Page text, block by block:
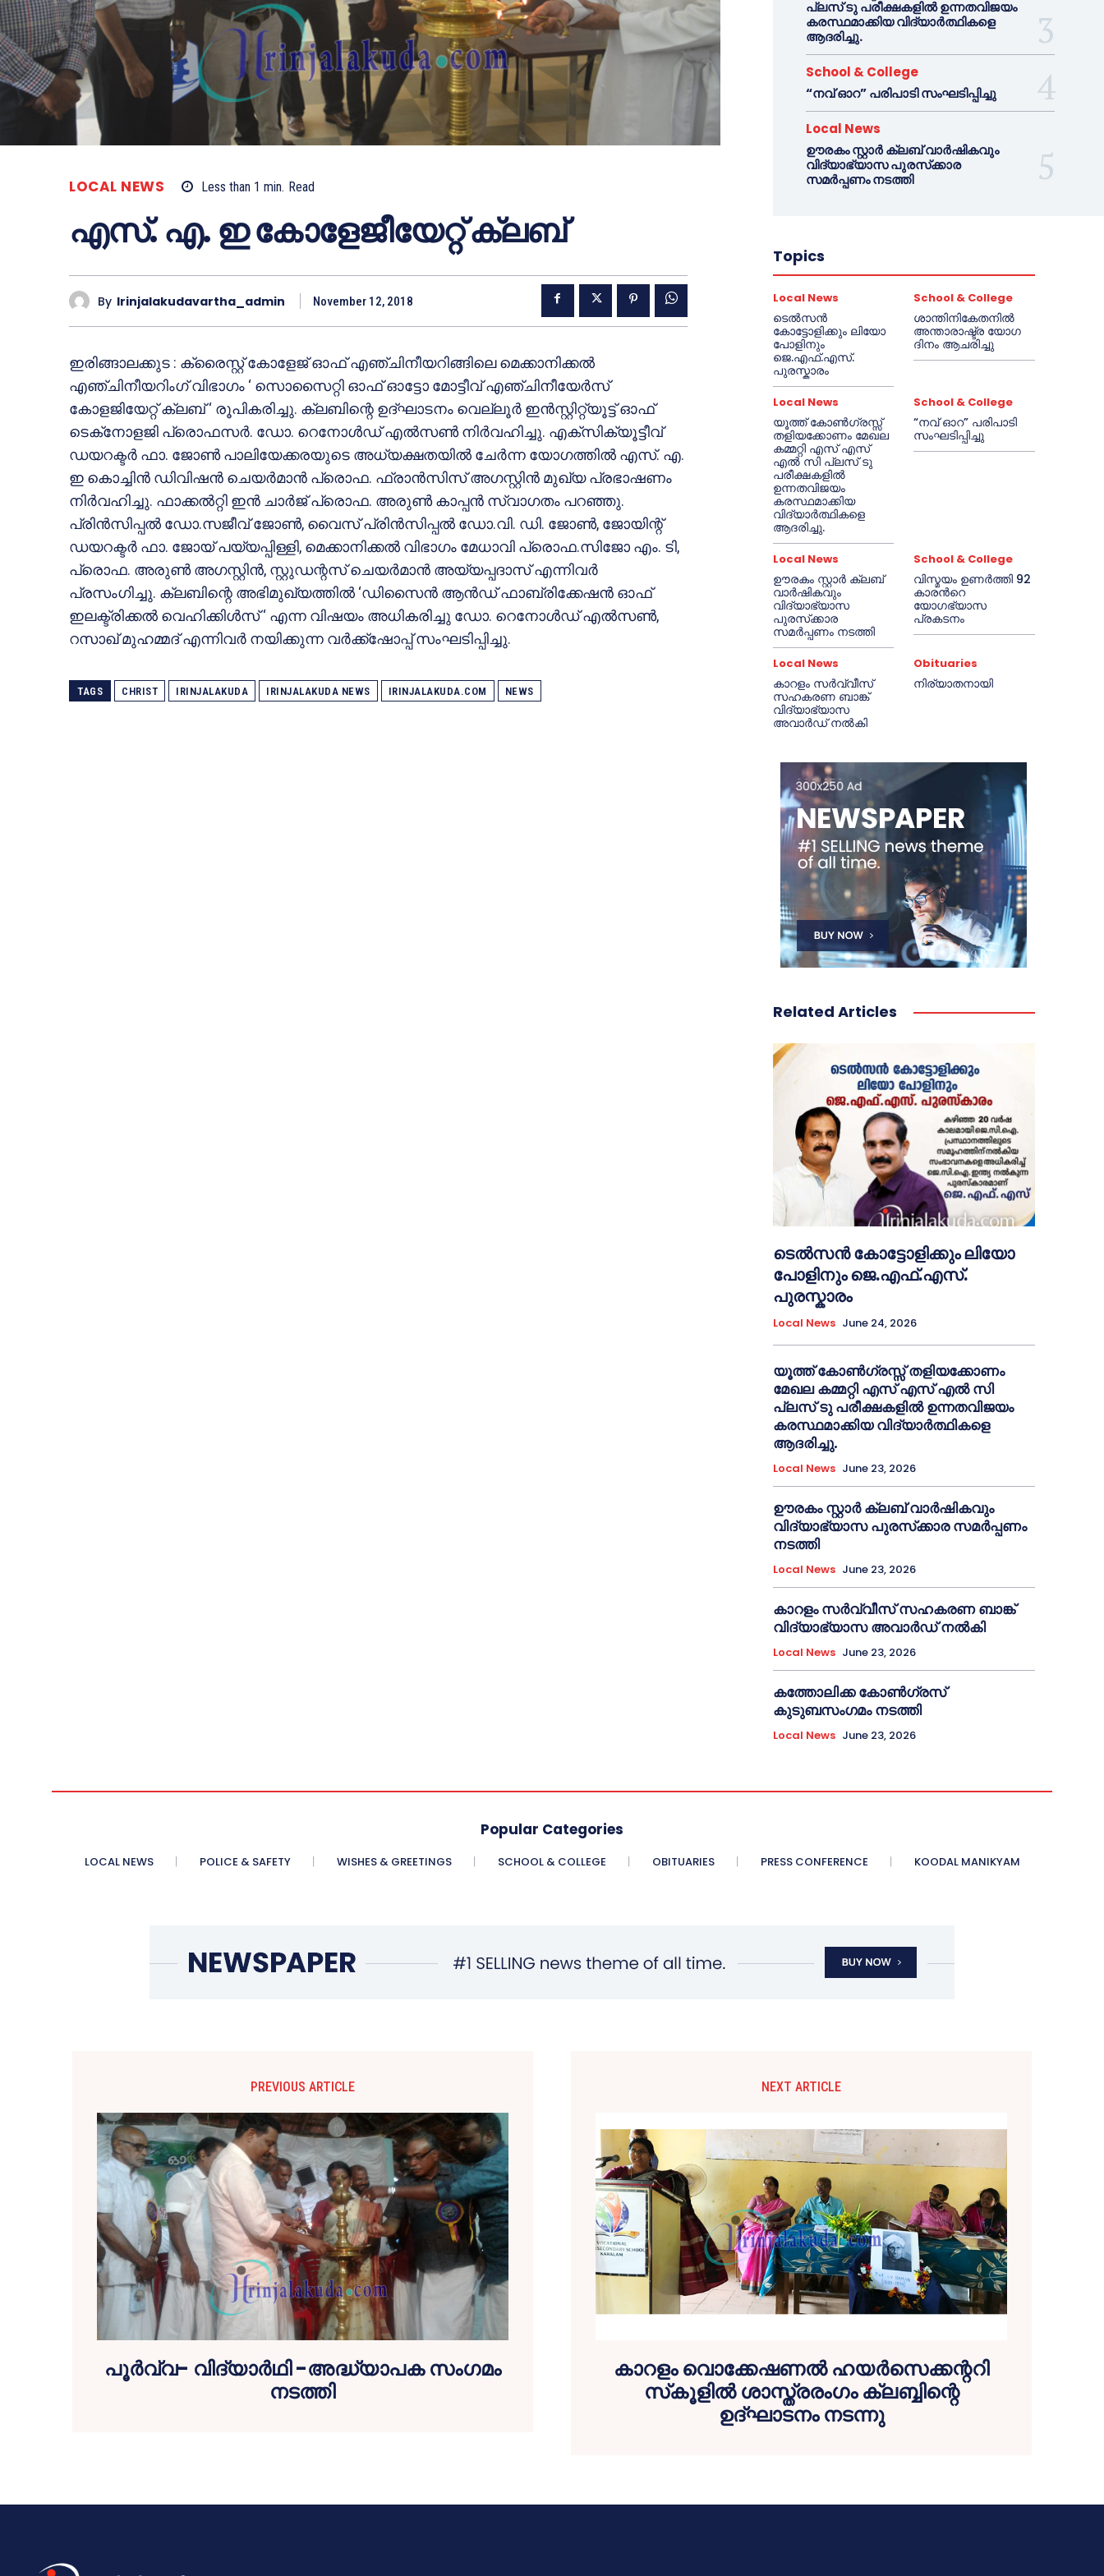
LOCAL NEWS Less than 1 min. Read
എസ്. എ. ഇ കോളേജീയേറ്റ് ക്ലബ്
By Irinjalakudavartha_admin November 12, 2018
ഇരിങ്ങാലക്കുട : ക്രൈസ്റ്റ് കോളേജ് ഓഫ് എഞ്ചിനീയറിങ്ങിലെ മെക്കാനിക്കല്‍
എഞ്ചിനീയറിംഗ് വിഭാഗം ‘ സൊസൈറ്റി ഓഫ് ഓട്ടോ മോട്ടീവ് എഞ്ചിനീയേര്‍സ്
കോളജിയേറ്റ് ക്ലബ് ‘ രൂപികരിച്ചു. ക്ലബിന്റെ ഉദ്ഘാടനം വെല്ലൂര്‍ ഇന്‍സ്റ്റിറ്റ്യൂട്ട് ഓഫ്
ടെക്‌നോളജി പ്രൊഫസര്‍. ഡോ. റെനോള്‍ഡ് എല്‍സണ്‍ നിര്‍വഹിച്ചു. എക്‌സിക്യൂട്ടീവ്
ഡയറക്ടര്‍ ഫാ. ജോണ്‍ പാലിയേക്കരയുടെ അധ്യക്ഷതയില്‍ ചേര്‍ന്ന യോഗത്തില്‍ എസ്. എ.
ഇ കൊച്ചിന്‍ ഡിവിഷന്‍ ചെയര്‍മാന്‍ പ്രൊഫ. ഫ്രാന്‍സിസ് അഗസ്റ്റിന്‍ മുഖ്യ പ്രഭാഷണം
നിര്‍വഹിച്ചു. ഫാക്കല്‍റ്റി ഇന്‍ ചാര്‍ജ് പ്രൊഫ. അരുണ്‍ കാപ്പന്‍ സ്വാഗതം പറഞ്ഞു.
പ്രിന്‍സിപ്പല്‍ ഡോ.സജീവ് ജോണ്‍, വൈസ് പ്രിന്‍സിപ്പല്‍ ഡോ.വി. ഡി. ജോണ്‍, ജോയിന്റ്
ഡയറക്ടര്‍ ഫാ. ജോയ് പയ്യപ്പിള്ളി, മെക്കാനിക്കല്‍ വിഭാഗം മേധാവി പ്രൊഫ.സിജോ എം. ടി,
പ്രൊഫ. അരുണ്‍ അഗസ്റ്റിന്‍, സ്റ്റുഡന്റസ് ചെയര്‍മാന്‍ അയ്യപ്പദാസ് എന്നിവര്‍
പ്രസംഗിച്ചു. ക്ലബിന്റെ അഭിമുഖ്യത്തില്‍ ‘ഡിസൈന്‍ ആന്‍ഡ് ഫാബ്രിക്കേഷന്‍ ഓഫ്
ഇലക്ട്രിക്കല്‍ വെഹിക്കിള്‍സ് ‘ എന്ന വിഷയം അധികരിച്ചു ഡോ. റെനോള്‍ഡ് എല്‍സണ്‍,
റസാഖ് മുഹമ്മദ് എന്നിവര്‍ നയിക്കുന്ന വര്‍ക്ക്‌ഷോപ്പ് സംഘടിപ്പിച്ചു.
TAGS CHRIST IRINJALAKUDA IRINJALAKUDA NEWS IRINJALAKUDA.COM NEWS
പ്ലസ് ടു പരീക്ഷകളിൽ ഉന്നതവിജയം
കരസ്ഥമാക്കിയ വിദ്യാർത്ഥികളെ
ആദരിച്ചു.
School & College
“നവ് ഓറ” പരിപാടി സംഘടിപ്പിച്ചു
Local News
ഊരകം സ്റ്റാർ ക്ലബ് വാർഷികവും
വിദ്യാഭ്യാസ പുരസ്‌ക്കാര
സമർപ്പണം നടത്തി
Topics
Local News
ടെൽസൻ
കോട്ടോളിക്കും ലിയോ
പോളിനും
ജെ.എഫ്.എസ്.
പുരസ്കാരം
School & College
ശാന്തിനികേതനിൽ
അന്താരാഷ്ട്ര യോഗ
ദിനം ആചരിച്ചു
Local News
യൂത്ത് കോൺഗ്രസ്സ്
തളിയക്കോണം മേഖല
കമ്മറ്റി എസ് എസ്
എൽ സി പ്ലസ് ടു
പരീക്ഷകളിൽ
ഉന്നതവിജയം
കരസ്ഥമാക്കിയ
വിദ്യാർത്ഥികളെ
ആദരിച്ചു.
School & College
“നവ് ഓറ” പരിപാടി
സംഘടിപ്പിച്ചു
Local News
ഊരകം സ്റ്റാർ ക്ലബ്
വാർഷികവും
വിദ്യാഭ്യാസ
പുരസ്‌ക്കാര
സമർപ്പണം നടത്തി
School & College
വിസ്മയം ഉണർത്തി 92
കാരൻറെ
യോഗഭ്യാസ
പ്രകടനം
Local News
കാറളം സർവ്വീസ്
സഹകരണ ബാങ്ക്
വിദ്യാഭ്യാസ
അവാർഡ് നൽകി
Obituaries
നിര്യാതനായി
Related Articles
ടെൽസൻ കോട്ടോളിക്കും ലിയോ
പോളിനും ജെ.എഫ്.എസ്.
പുരസ്കാരം
Local News June 24, 2026
യൂത്ത് കോൺഗ്രസ്സ് തളിയക്കോണം
മേഖല കമ്മറ്റി എസ് എസ് എൽ സി
പ്ലസ് ടു പരീക്ഷകളിൽ ഉന്നതവിജയം
കരസ്ഥമാക്കിയ വിദ്യാർത്ഥികളെ
ആദരിച്ചു.
Local News June 23, 2026
ഊരകം സ്റ്റാർ ക്ലബ് വാർഷികവും
വിദ്യാഭ്യാസ പുരസ്‌ക്കാര സമർപ്പണം
നടത്തി
Local News June 23, 2026
കാറളം സർവ്വീസ് സഹകരണ ബാങ്ക്
വിദ്യാഭ്യാസ അവാർഡ് നൽകി
Local News June 23, 2026
കത്തോലിക്ക കോൺഗ്രസ്
കുടുബസംഗമം നടത്തി
Local News June 23, 2026
Popular Categories
LOCAL NEWS POLICE & SAFETY WISHES & GREETINGS SCHOOL & COLLEGE OBITUARIES PRESS CONFERENCE KOODAL MANIKYAM
PREVIOUS ARTICLE
പൂര്‍വ്വ- വിദ്യാര്‍ഥി -അദ്ധ്യാപക സംഗമം
നടത്തി
NEXT ARTICLE
കാറളം വൊക്കേഷണല്‍ ഹയര്‍സെക്കന്ററി
സ്‌കൂളില്‍ ശാസ്ത്രരംഗം ക്ലബ്ബിന്റെ
ഉദ്ഘാടനം നടന്നു